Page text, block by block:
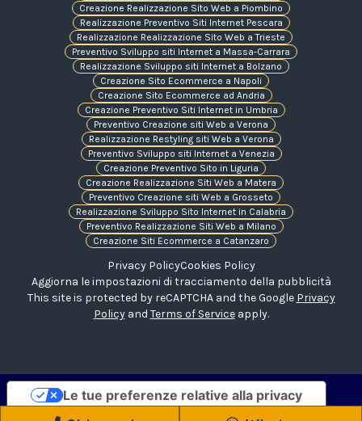
Creazione Realizzazione Sito Web a Piombino
Realizzazione Preventivo Siti Internet Pescara
Realizzazione Realizzazione Sito Web a Trieste
Preventivo Sviluppo siti Internet a Massa-Carrara
Realizzazione Sviluppo siti Internet a Bolzano
Creazione Sito Ecommerce a Napoli
Creazione Sito Ecommerce ad Andria
Creazione Preventivo Siti Internet in Umbria
Preventivo Creazione siti Web a Verona
Realizzazione Restyling siti Web a Verona
Preventivo Sviluppo siti Internet a Venezia
Creazione Preventivo Sito in Liguria
Creazione Realizzazione Siti Web a Matera
Preventivo Creazione siti Web a Grosseto
Realizzazione Sviluppo Sito Internet in Calabria
Preventivo Realizzazione Siti Web a Milano
Creazione Siti Ecommerce a Catanzaro
Privacy PolicyCookies Policy
Aggiorna le impostazioni di tracciamento della pubblicità
This site is protected by reCAPTCHA and the Google Privacy
Policyand Terms of Serviceapply.
Le tue preferenze relative alla privacy